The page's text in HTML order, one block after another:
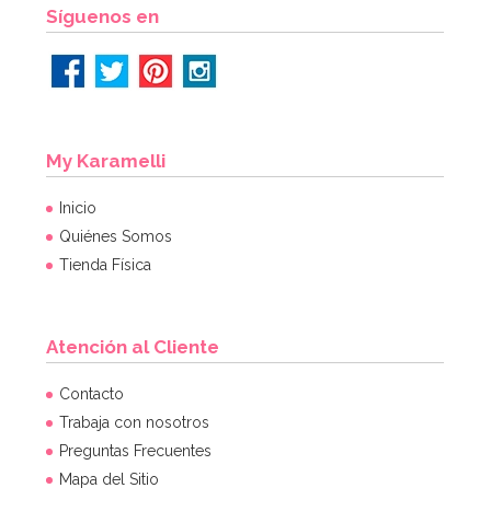
Síguenos en
My Karamelli
Inicio
Quiénes Somos
Tienda Física
Atención al Cliente
Contacto
Trabaja con nosotros
Preguntas Frecuentes
Mapa del Sitio